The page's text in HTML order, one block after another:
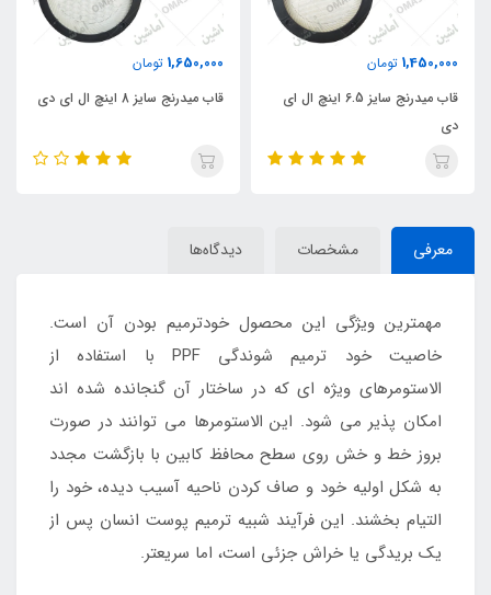
1,450,000 تومان
قاب میدرنج سایز 6.5 اینچ ال ای
دی
1,650,000 تومان
قاب میدرنج سایز 8 اینچ ال ای دی
معرفی مشخصات دیدگاه‌ها
مهمترین ویژگی این محصول خودترمیم بودن آن است.
خاصیت خود ترمیم شوندگی PPF با استفاده از
الاستومرهای ویژه ای که در ساختار آن گنجانده شده اند
امکان پذیر می شود. این الاستومرها می توانند در صورت
بروز خط و خش روی سطح محافظ کابین با بازگشت مجدد
به شکل اولیه خود و صاف کردن ناحیه آسیب دیده، خود را
التیام بخشند. این فرآیند شبیه ترمیم پوست انسان پس از
یک بریدگی یا خراش جزئی است، اما سریعتر.